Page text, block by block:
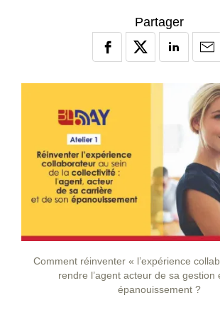
Partager
Comment réinventer « l’expérience
rendre l’agent acteur de sa gestion
épanouissement ?